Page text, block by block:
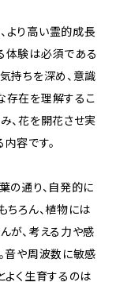
より高い霊的成長
体験は必須である
持ちを深め、意識
存在を理解するこ
、花を開花させ実
容です。
の通り、自発的に
ちろん、植物には
が、考える力や感
音や周波数に敏感
よく生育するのは